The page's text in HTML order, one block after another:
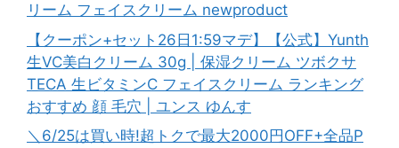
リーム フェイスクリーム newproduct
【クーポン+セット26日1:59マデ】【公式】Yunth
生VC美白クリーム 30g | 保湿クリーム ツボクサ
TECA 生ビタミンC フェイスクリーム ランキング
おすすめ 顔 毛穴 | ユンス ゆんす
＼6/25は買い時!超トクで最大2000円OFF+全品P